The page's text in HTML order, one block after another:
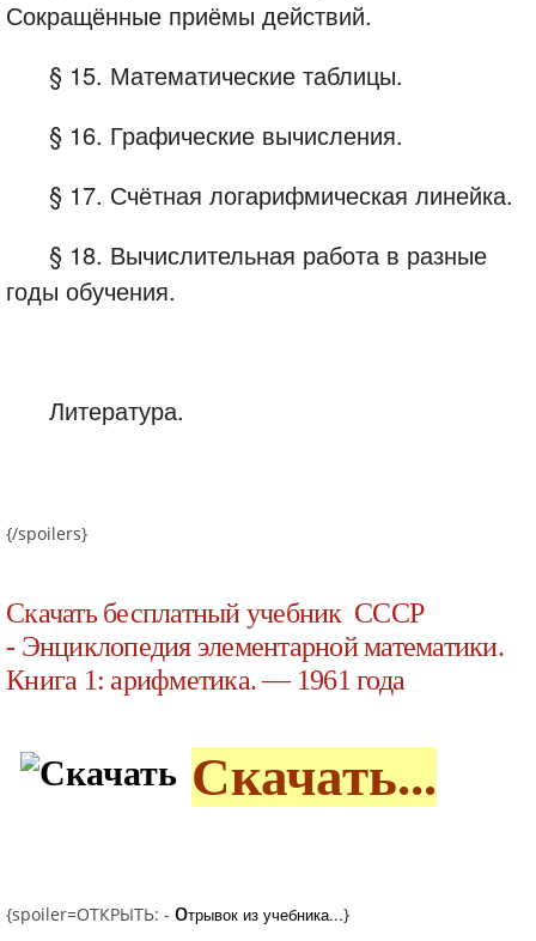
Сокращённые приёмы действий.
§ 15. Математические таблицы.
§ 16. Графические вычисления.
§ 17. Счётная логарифмическая линейка.
§ 18. Вычислительная работа в разные
годы обучения.
Литература.
{/spoilers}
Скачать бесплатный учебник СССР
- Энциклопедия элементарной математики.
Книга 1: арифметика. — 1961 года
Скачать...
{spoiler=ОТКРЫТЬ: - отрывок из учебника...}